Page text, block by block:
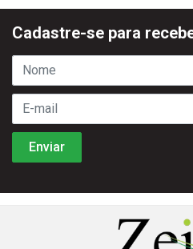
Cadastre-se para